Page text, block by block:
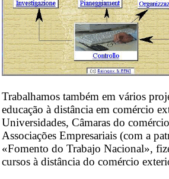
Trabalhamos também em vários
educação à distância em comércio
Universidades, Câmaras do
Associações Empresariais (com a
«Fomento do Trabajo Nacional»,
cursos à distância do comércio